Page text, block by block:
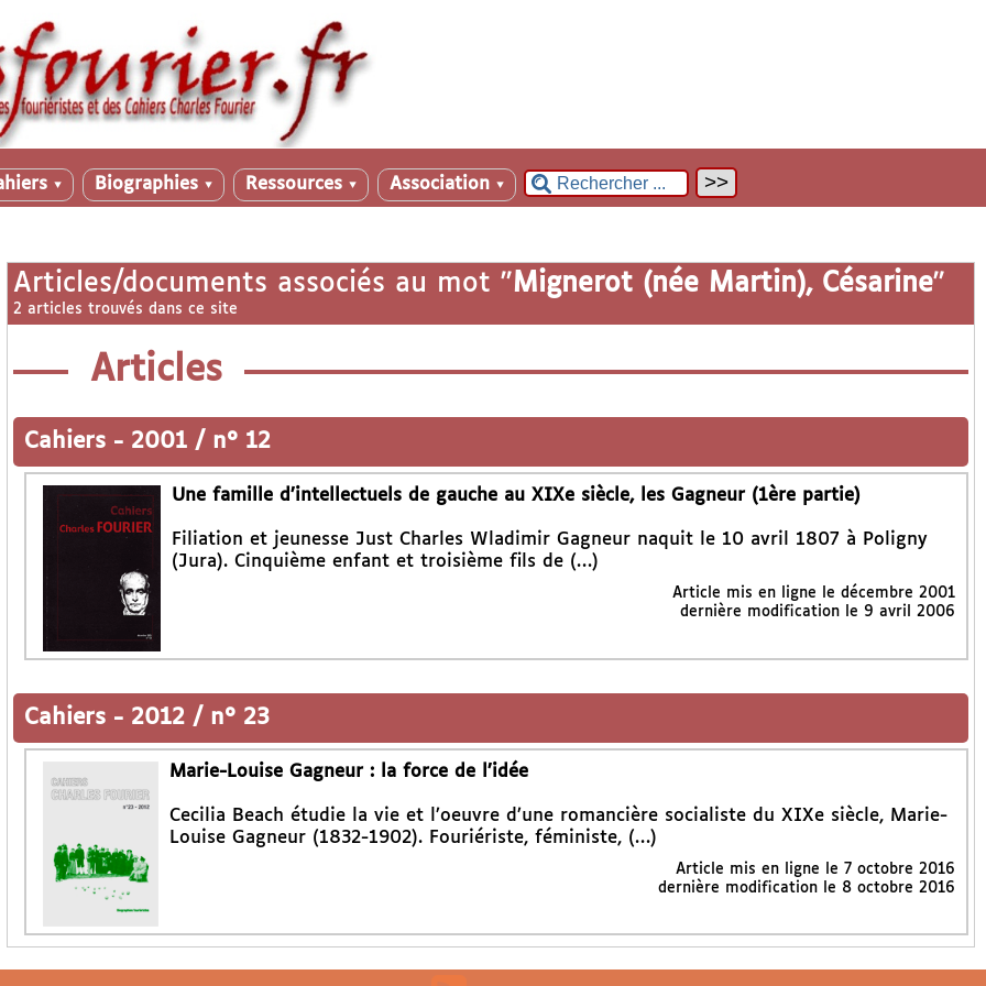
▼ Biographies ▼ Ressources ▼ Association ▼
Articles/documents associés au mot "Mignerot (née Martin), Césarine"
2 articles trouvés dans ce site
Articles
Cahiers - 2001 / n° 12
Une famille d’intellectuels de gauche au XIXe siècle, les Gagneur (1ère partie)
Filiation et jeunesse Just Charles Wladimir Gagneur naquit le 10 avril 1807 à Poligny
(Jura). Cinquième enfant et troisième fils de (…)
Article mis en ligne le décembre 2001
dernière modification le 9 avril 2006
Cahiers - 2012 / n° 23
Marie-Louise Gagneur : la force de l’idée
Cecilia Beach étudie la vie et l’oeuvre d’une romancière socialiste du XIXe siècle, Marie-
Louise Gagneur (1832-1902). Fouriériste, féministe, (…)
Article mis en ligne le 7 octobre 2016
dernière modification le 8 octobre 2016